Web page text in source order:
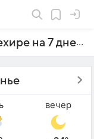
Прогноз погоды в Эскишехире на 7 дней
вечер